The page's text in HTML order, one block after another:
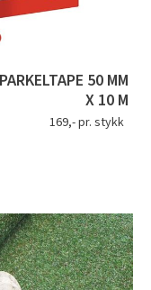
50 MM
X 10 M
169,- pr. stykk